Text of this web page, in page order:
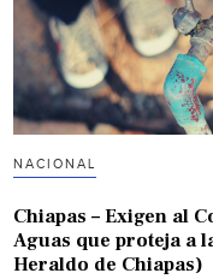
NACIONAL
Chiapas – Exigen al
Aguas que proteja a
Heraldo de Chiapas)